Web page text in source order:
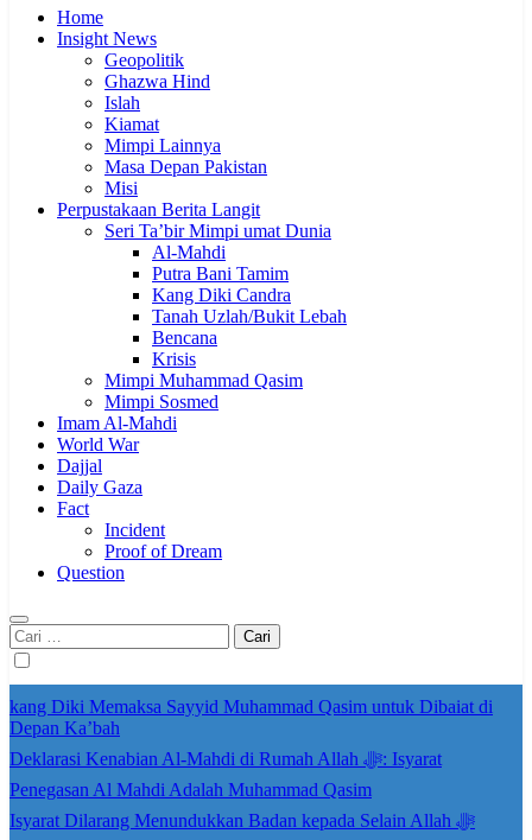
Home
Insight News
Geopolitik
Ghazwa Hind
Islah
Kiamat
Mimpi Lainnya
Masa Depan Pakistan
Misi
Perpustakaan Berita Langit
Seri Ta’bir Mimpi umat Dunia
Al-Mahdi
Putra Bani Tamim
Kang Diki Candra
Tanah Uzlah/Bukit Lebah
Bencana
Krisis
Mimpi Muhammad Qasim
Mimpi Sosmed
Imam Al-Mahdi
World War
Dajjal
Daily Gaza
Fact
Incident
Proof of Dream
Question
Cari
untuk:
kang Diki Memaksa Sayyid Muhammad Qasim untuk Dibaiat di
Depan Ka’bah
Deklarasi Kenabian Al-Mahdi di Rumah Allah ﷻ: Isyarat
Penegasan Al Mahdi Adalah Muhammad Qasim
Isyarat Dilarang Menundukkan Badan kepada Selain Allah ﷻ